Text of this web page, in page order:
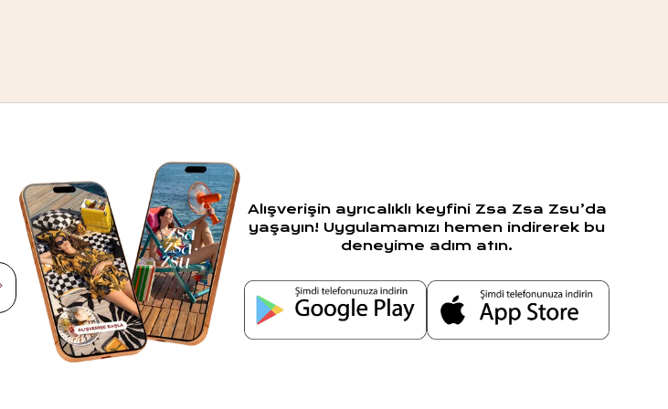
Alışverişin ayrıcalıklı keyfini Zsa Zsa Zsu’da
yaşayın! Uygulamamızı hemen indirerek bu
deneyime adım atın.